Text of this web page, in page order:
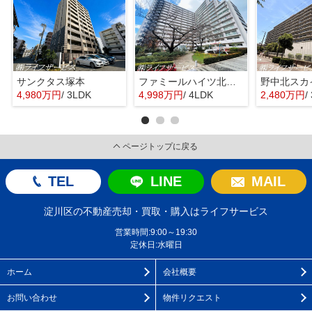
サンクタス塚本
4,980万円/ 3LDK
ファミールハイツ北大阪４号棟
4,998万円/ 4LDK
野中北スカ
2,480万円/
ページトップに戻る
TEL LINE MAIL
淀川区の不動産売却・買取・購入はライフサービス
営業時間:9:00～19:30
定休日:水曜日
ホーム 会社概要
お問い合わせ 物件リクエスト